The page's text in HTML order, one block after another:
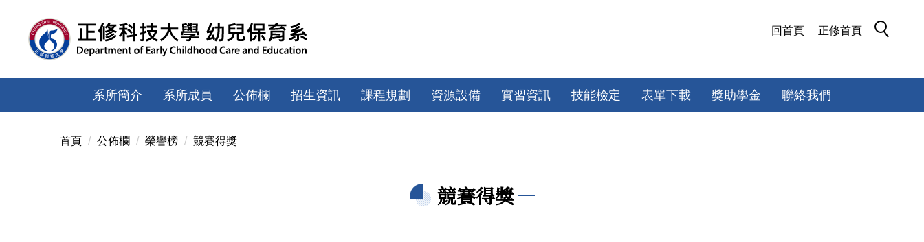
內
回首頁 正修首頁
系所簡介 系所成員 公佈欄 招生資訊 課程規劃 資源設備 實習資訊 技能檢定 表單下載 獎助學金 聯絡我們
首頁 公佈欄 榮譽榜 競賽得獎
競賽得獎